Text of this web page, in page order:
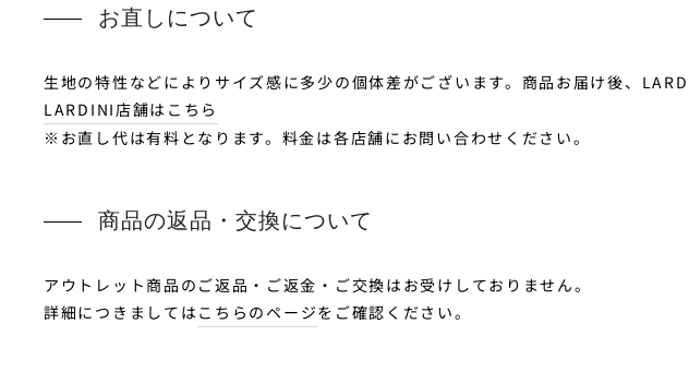
お直しについて
生地の特性などによりサイズ感に多少の個体差がございます。商品お届け後、
LARDINI店舗はこちら
※お直し代は有料となります。料金は各店舗にお問い合わせください。
商品の返品・交換について
アウトレット商品のご返品・ご返金・ご交換はお受けしておりません。
詳細につきましてはこちらのページをご確認ください。